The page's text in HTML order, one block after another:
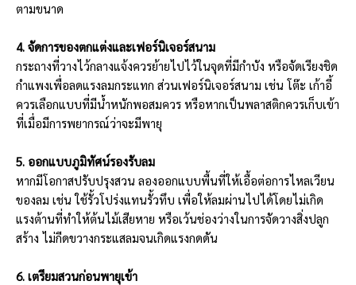
ตามขนาด
4. จัดการของตกแต่งและเฟอร์นิเจอร์สนาม
กระถางที่วางไว้กลางแจ้งควรย้ายไปไว้ในจุดที่มีกำบัง หรือจัดเรียงชิด
กำแพงเพื่อลดแรงลมกระแทก ส่วนเฟอร์นิเจอร์สนาม เช่น โต๊ะ เก้าอี้
ควรเลือกแบบที่มีน้ำหนักพอสมควร หรือหากเป็นพลาสติกควรเก็บเข้า
ที่เมื่อมีการพยากรณ์ว่าจะมีพายุ
5. ออกแบบภูมิทัศน์รองรับลม
หากมีโอกาสปรับปรุงสวน ลองออกแบบพื้นที่ให้เอื้อต่อการไหลเวียน
ของลม เช่น ใช้รั้วโปร่งแทนรั้วทึบ เพื่อให้ลมผ่านไปได้โดยไม่เกิด
แรงต้านที่ทำให้ต้นไม้เสียหาย หรือเว้นช่องว่างในการจัดวางสิ่งปลูก
สร้าง ไม่กีดขวางกระแสลมจนเกิดแรงกดดัน
6. เตรียมสวนก่อนพายุเข้า